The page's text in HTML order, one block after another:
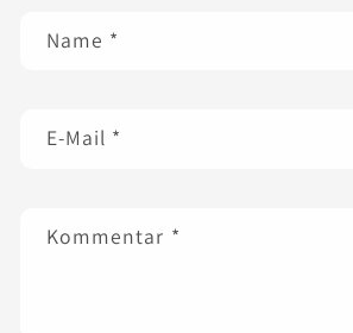
Name *
E-Mail *
Kommentar *